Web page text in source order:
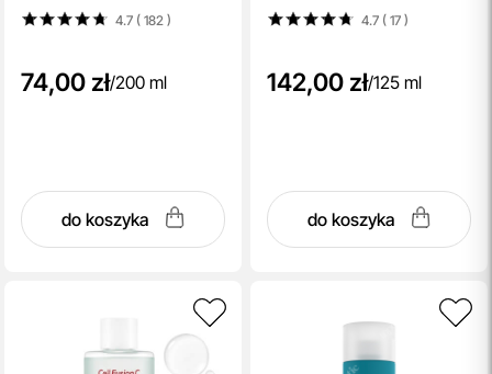
4.7 ( 182 )
74,00 zł/200 ml
do koszyka
zanieczyszczeniom dla
4.7 ( 17)
142,00 zł/125 ml
do koszyka